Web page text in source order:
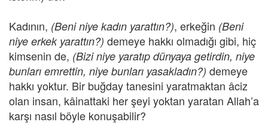
Kadının, (Beni niye kadın yarattın?), erkeğin (Beni
niye erkek yarattın?) demeye hakkı olmadığı gibi, hiç
kimsenin de, (Bizi niye yaratıp dünyaya getirdin, niye
bunları emrettin, niye bunları yasakladın?) demeye
hakkı yoktur. Bir buğday tanesini yaratmaktan âciz
olan insan, kâinattaki her şeyi yoktan yaratan Allah’a
karşı nasıl böyle konuşabilir?